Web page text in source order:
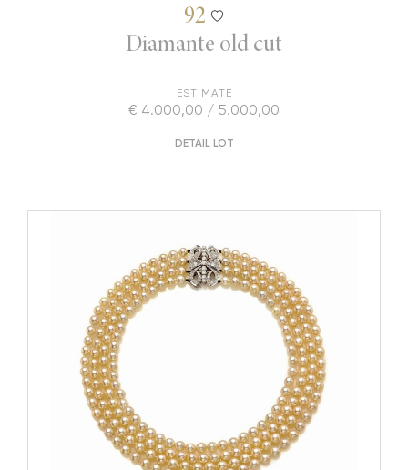
92
Diamante old cut
ESTIMATE
€ 4.000,00 / 5.000,00
DETAIL LOT